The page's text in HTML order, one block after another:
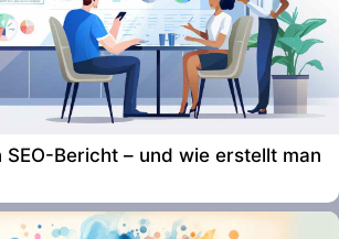
SEO-Bericht – und wie erstellt man